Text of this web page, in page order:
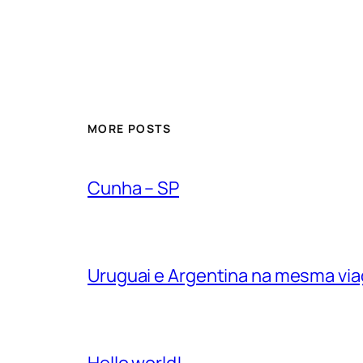
MORE POSTS
Cunha – SP
Uruguai e Argentina na mesma